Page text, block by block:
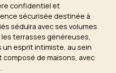
confidentiel et
sécurisée destinée à
séduira avec ses volumes
terrasses généreuses,
un esprit intimiste, au sein
composé de maisons, avec